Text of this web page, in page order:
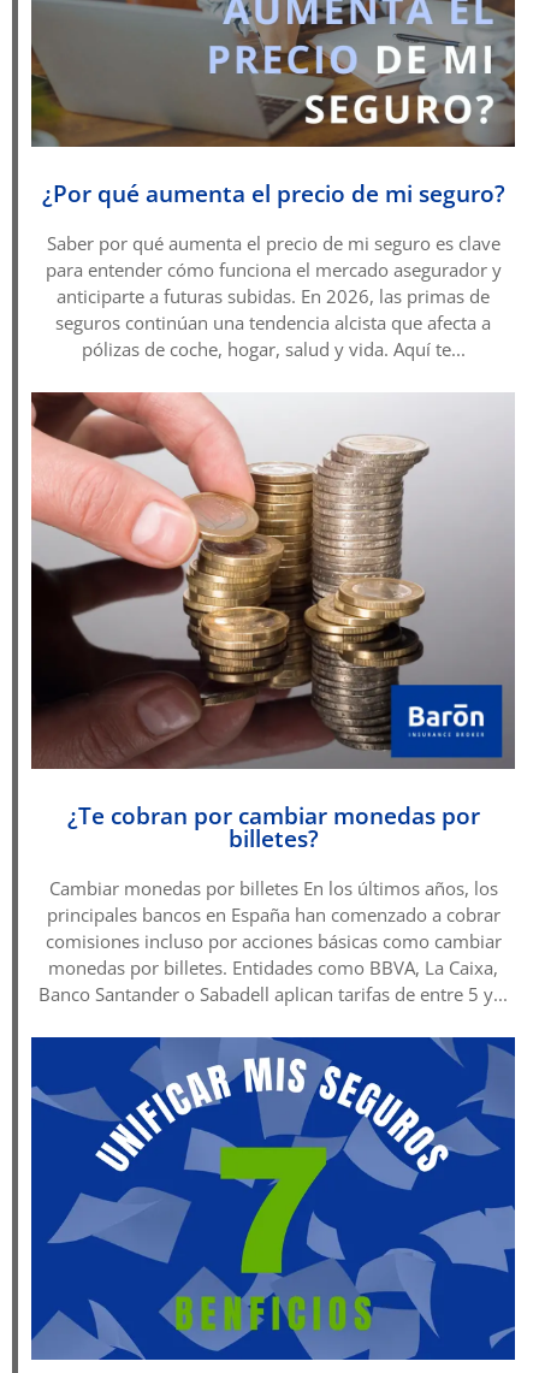
¿Por qué aumenta el precio de mi seguro?
Saber por qué aumenta el precio de mi seguro es clave
para entender cómo funciona el mercado asegurador y
anticiparte a futuras subidas. En 2026, las primas de
seguros continúan una tendencia alcista que afecta a
pólizas de coche, hogar, salud y vida. Aquí te...
¿Te cobran por cambiar monedas por
billetes?
Cambiar monedas por billetes En los últimos años, los
principales bancos en España han comenzado a cobrar
comisiones incluso por acciones básicas como cambiar
monedas por billetes. Entidades como BBVA, La Caixa,
Banco Santander o Sabadell aplican tarifas de entre 5 y...